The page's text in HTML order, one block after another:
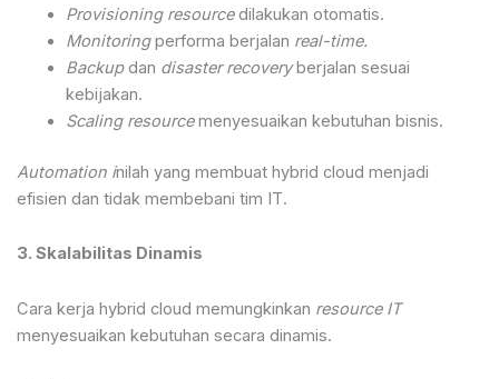
Provisioning resourcedilakukan otomatis.
Monitoringperforma berjalan real-time.
Backupdan disaster recoveryberjalan sesuai
kebijakan.
Scaling resourcemenyesuaikan kebutuhan bisnis.
Automation inilah yang membuat hybrid cloud menjadi
efisien dan tidak membebani tim IT.
3. Skalabilitas Dinamis
Cara kerja hybrid cloud memungkinkan resource IT
menyesuaikan kebutuhan secara dinamis.